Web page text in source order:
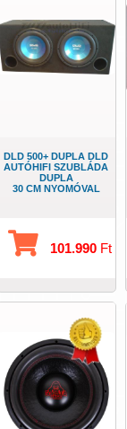
DLD 500+ DUPLA DLD
AUTÓHIFI SZUBLÁDA
DUPLA
30 CM NYOMÓVAL
101.990Ft